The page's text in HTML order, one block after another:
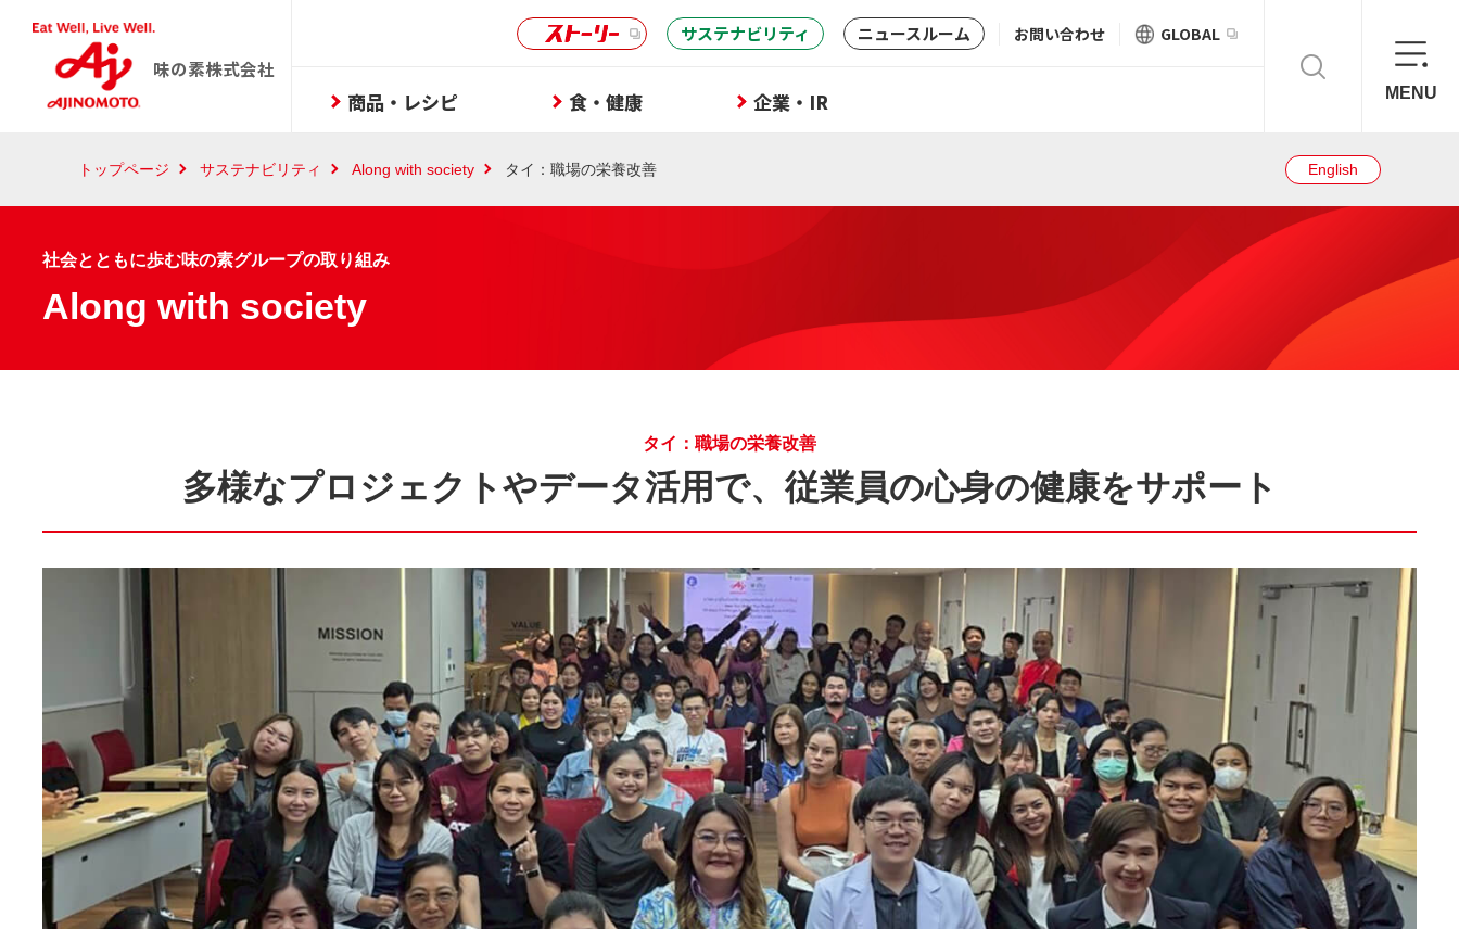
味の素株式会社
サステナビリティ ニュースルーム お問い合わせ GLOBAL
商品・レシピ 食・健康 企業・IR MENU
トップページ サステナビリティ Along with society タイ：職場の栄養改善 English
社会とともに歩む味の素グループの取り組み
Along with society
タイ：職場の栄養改善
多様なプロジェクトやデータ活用で、従業員の心身の健康をサポート